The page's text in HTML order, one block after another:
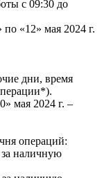
с 09:30 до
по «12» мая 2024 г.
дни, время
мая 2024 г. –
операций:
наличную